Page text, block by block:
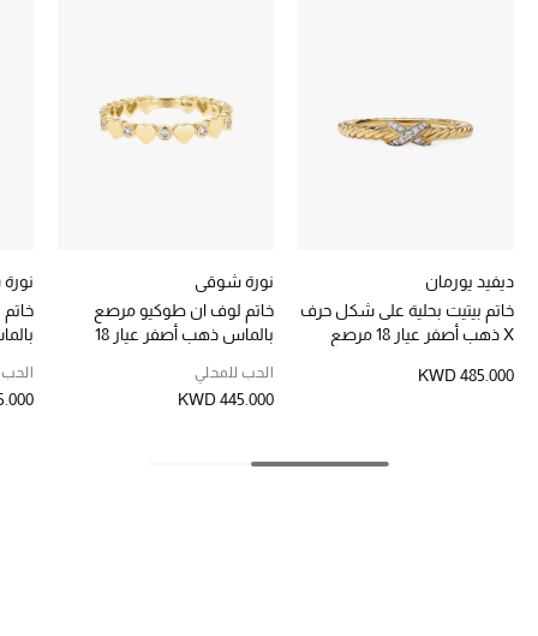
هدايا للنساء
ديفيد يورمان
خاتم بيتيت بحلية على شكل حرف
X ذهب أصفر عيار 18 مرصع
KWD 485.000
نورة شوقي
خاتم لوف ان طوكيو مرصع
بالماس ذهب أصفر عيار 18
الحب للمحلي
KWD 445.000